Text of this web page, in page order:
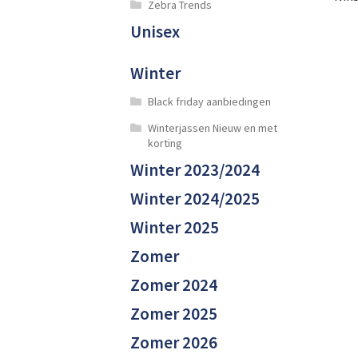
Zebra Trends
Unisex
Winter
Black friday aanbiedingen
Winterjassen Nieuw en met
korting
Winter 2023/2024
Winter 2024/2025
Winter 2025
Zomer
Zomer 2024
Zomer 2025
Zomer 2026